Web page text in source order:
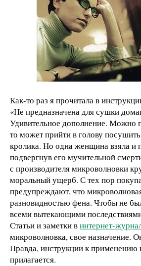
Как-то раз я прочитала в
«Не предназначена для сушки
Удивительное дополнение. Можно
то может прийти в голову
кролика. Но одна женщина взяла и
подвергнув его мучительной
с производителя микроволновки
моральный ущерб. С тех пор
предупреждают, что
разновидностью фена. Чтобы не
всеми вытекающими
Статьи и заметки винтернет-
микроволновка, свое назначение.
Правда, инструкции к применению
прилагается.